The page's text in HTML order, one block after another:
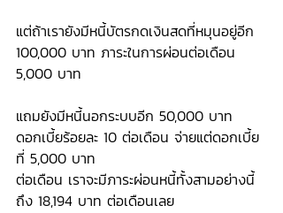
แต่ถ้าเรายังมีหนี้บัตรกดเงินสดที่หมุนอยู่อีก
100,000 บาท ภาระในการผ่อนต่อเดือน
5,000 บาท
แถมยังมีหนี้นอกระบบอีก 50,000 บาท
ดอกเบี้ยร้อยละ 10 ต่อเดือน จ่ายแต่ดอกเบี้ย
ที่ 5,000 บาท
ต่อเดือน เราจะมีภาระผ่อนหนี้ทั้งสามอย่างนี้
ถึง 18,194 บาท ต่อเดือนเลย